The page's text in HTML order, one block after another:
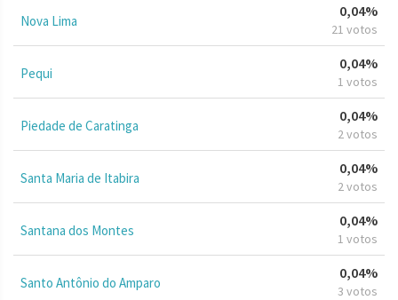
Nova Lima
0,04%
21 votos
Pequi
0,04%
1 votos
Piedade de Caratinga
0,04%
2 votos
Santa Maria de Itabira
0,04%
2 votos
Santana dos Montes
0,04%
1 votos
Santo Antônio do Amparo
0,04%
3 votos